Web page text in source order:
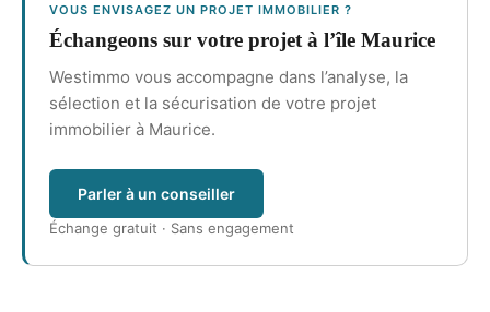
VOUS ENVISAGEZ UN PROJET IMMOBILIER ?
Échangeons sur votre projet à l’île Maurice
Westimmo vous accompagne dans l’analyse, la
sélection et la sécurisation de votre projet
immobilier à Maurice.
Parler à un conseiller
Échange gratuit · Sans engagement